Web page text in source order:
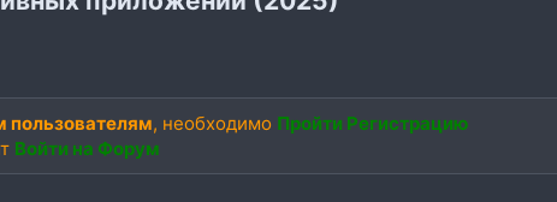
пользователям, необходимо Пройти Регистрацию
Войти на Форум